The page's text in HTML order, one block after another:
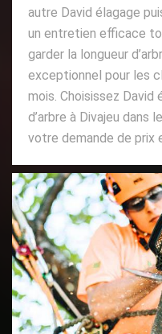
autre David élagage
un entretien efficace
garder la longueur
exceptionnel pour les
mois. Choisissez David
d’arbre à Divajeu
votre demande de prix